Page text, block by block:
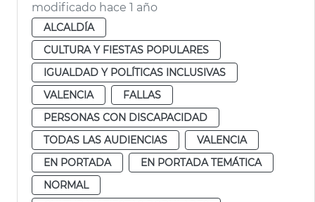
modificado hace 1 año
ALCALDÍA
CULTURA Y FIESTAS POPULARES
IGUALDAD Y POLÍTICAS INCLUSIVAS
VALENCIA
FALLAS
PERSONAS CON DISCAPACIDAD
TODAS LAS AUDIENCIAS
VALENCIA
EN PORTADA
EN PORTADA TEMÁTICA
NORMAL